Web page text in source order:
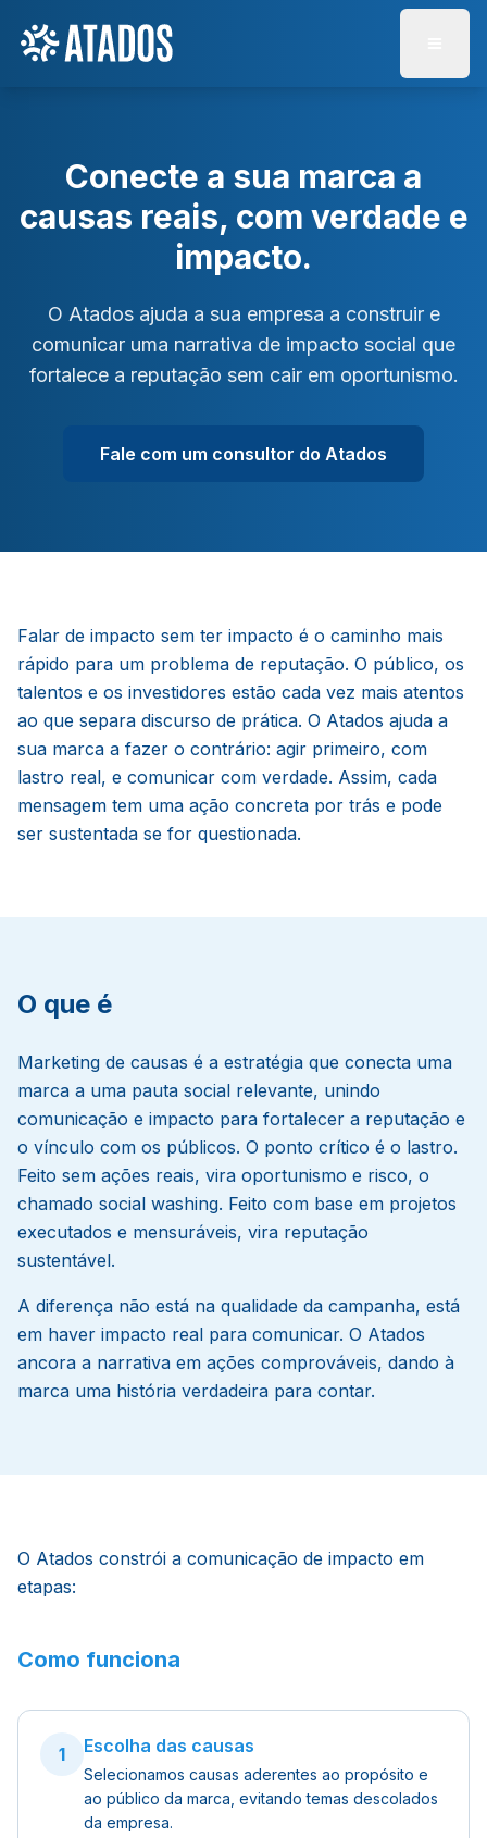
Conecte a sua marca a
causas reais, com verdade e
impacto.
O Atados ajuda a sua empresa a construir e
comunicar uma narrativa de impacto social que
fortalece a reputação sem cair em oportunismo.
Fale com um consultor do Atados
Falar de impacto sem ter impacto é o caminho mais
rápido para um problema de reputação. O público, os
talentos e os investidores estão cada vez mais atentos
ao que separa discurso de prática. O Atados ajuda a
sua marca a fazer o contrário: agir primeiro, com
lastro real, e comunicar com verdade. Assim, cada
mensagem tem uma ação concreta por trás e pode
ser sustentada se for questionada.
O que é
Marketing de causas é a estratégia que conecta uma
marca a uma pauta social relevante, unindo
comunicação e impacto para fortalecer a reputação e
o vínculo com os públicos. O ponto crítico é o lastro.
Feito sem ações reais, vira oportunismo e risco, o
chamado social washing. Feito com base em projetos
executados e mensuráveis, vira reputação
sustentável.
A diferença não está na qualidade da campanha, está
em haver impacto real para comunicar. O Atados
ancora a narrativa em ações comprováveis, dando à
marca uma história verdadeira para contar.
O Atados constrói a comunicação de impacto em
etapas:
Como funciona
1 Escolha das causas
Selecionamos causas aderentes ao propósito e
ao público da marca, evitando temas descolados
da empresa.